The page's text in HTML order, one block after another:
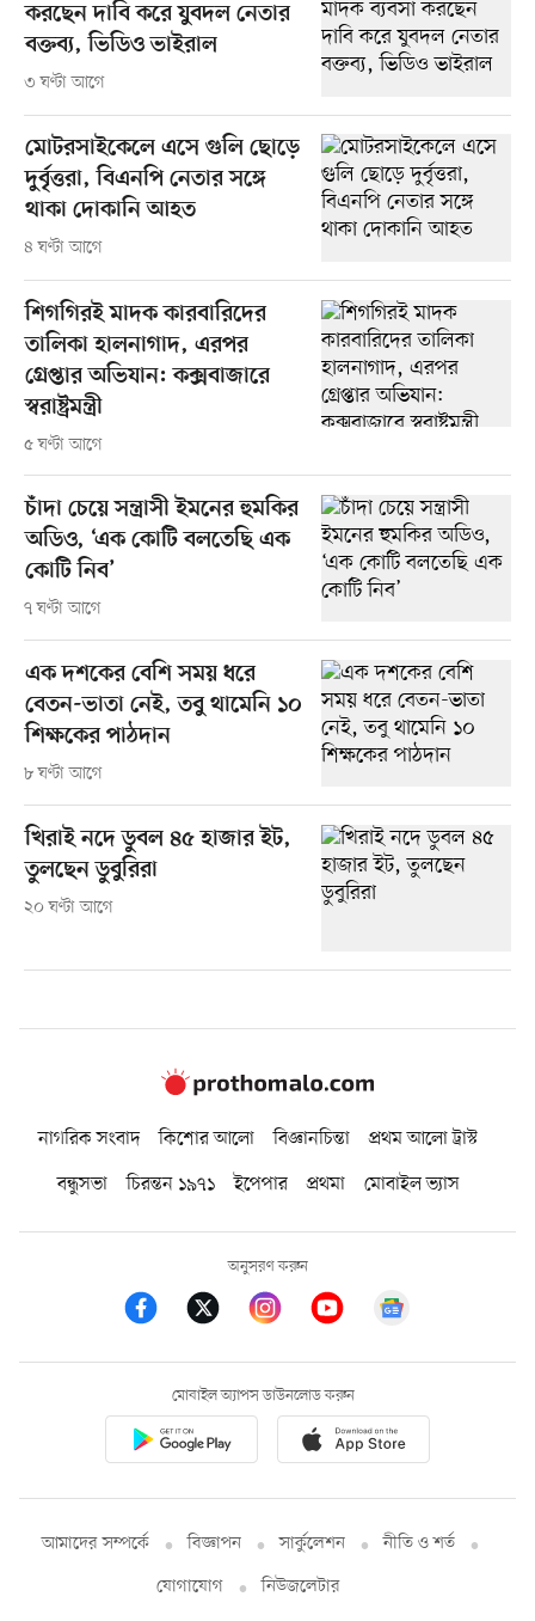
করছেন দাবি করে যুবদল নেতার
বক্তব্য, ভিডিও ভাইরাল
৩ ঘণ্টা আগে
মোটরসাইকেলে এসে গুলি ছোড়ে
দুর্বৃত্তরা, বিএনপি নেতার সঙ্গে
থাকা দোকানি আহত
৪ ঘণ্টা আগে
শিগগিরই মাদক কারবারিদের
তালিকা হালনাগাদ, এরপর
গ্রেপ্তার অভিযান: কক্সবাজারে
স্বরাষ্ট্রমন্ত্রী
৫ ঘণ্টা আগে
চাঁদা চেয়ে সন্ত্রাসী ইমনের হুমকির
অডিও, ‘এক কোটি বলতেছি এক
কোটি নিব’
৭ ঘণ্টা আগে
এক দশকের বেশি সময় ধরে
বেতন-ভাতা নেই, তবু থামেনি ১০
শিক্ষকের পাঠদান
৮ ঘণ্টা আগে
খিরাই নদে ডুবল ৪৫ হাজার ইট,
তুলছেন ডুবুরিরা
২০ ঘণ্টা আগে
নাগরিক সংবাদ কিশোর আলো বিজ্ঞানচিন্তা
প্রথম আলো ট্রাস্ট
বন্ধুসভা
চিরন্তন ১৯৭১ ইপেপার প্রথমা মোবাইল ভ্যাস
অনুসরণ করুন
মোবাইল অ্যাপস ডাউনলোড করুন
আমাদের সম্পর্কে বিজ্ঞাপন সার্কুলেশন
নীতি ও শর্ত
যোগাযোগ
নিউজলেটার